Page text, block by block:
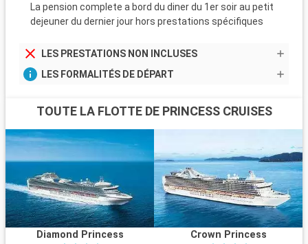
La pension complete a bord du diner du 1er soir au petit
dejeuner du dernier jour hors prestations spécifiques
LES PRESTATIONS NON INCLUSES
LES FORMALITÉS DE DÉPART
TOUTE LA FLOTTE DE PRINCESS CRUISES
Diamond Princess Crown Princess